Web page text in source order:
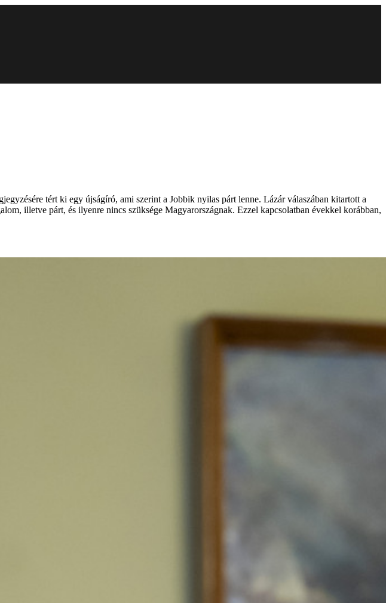
tért ki egy újságíró, ami szerint a Jobbik nyilas párt lenne. Lázár válaszában kitartott a
illetve párt, és ilyenre nincs szüksége Magyarországnak. Ezzel kapcsolatban évekkel korábban,